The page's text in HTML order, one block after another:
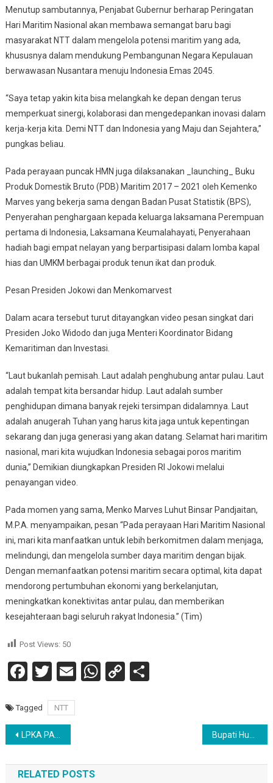
Menutup sambutannya, Penjabat Gubernur berharap Peringatan
Hari Maritim Nasional akan membawa semangat baru bagi
masyarakat NTT dalam mengelola potensi maritim yang ada,
khususnya dalam mendukung Pembangunan Negara Kepulauan
berwawasan Nusantara menuju Indonesia Emas 2045.
“Saya tetap yakin kita bisa melangkah ke depan dengan terus
memperkuat sinergi, kolaborasi dan mengedepankan inovasi dalam
kerja-kerja kita. Demi NTT dan Indonesia yang Maju dan Sejahtera,”
pungkas beliau.
Pada perayaan puncak HMN juga dilaksanakan _launching_ Buku
Produk Domestik Bruto (PDB) Maritim 2017 – 2021 oleh Kemenko
Marves yang bekerja sama dengan Badan Pusat Statistik (BPS),
Penyerahan penghargaan kepada keluarga laksamana Perempuan
pertama di Indonesia, Laksamana Keumalahayati, Penyerahaan
hadiah bagi empat nelayan yang berpartisipasi dalam lomba kapal
hias dan UMKM berbagai produk tenun ikat dan produk.
Pesan Presiden Jokowi dan Menkomarvest
Dalam acara tersebut turut ditayangkan video pesan singkat dari
Presiden Joko Widodo dan juga Menteri Koordinator Bidang
Kemaritiman dan Investasi.
“Laut bukanlah pemisah. Laut adalah penghubung antar pulau. Laut
adalah tempat kita bersandar hidup. Laut adalah sumber
penghidupan dimana banyak rejeki tersimpan didalamnya. Laut
adalah anugerah Tuhan yang harus kita jaga untuk kepentingan
sekarang dan juga generasi yang akan datang. Selamat hari maritim
nasional, mari kita wujudkan Indonesia sebagai poros maritim
dunia,” Demikian diungkapkan Presiden RI Jokowi melalui
penayangan video.
Pada momen yang sama, Menko Marves Luhut Binsar Pandjaitan,
M.P.A. menyampaikan, pesan “Pada perayaan Hari Maritim Nasional
ini, mari kita manfaatkan untuk lebih berkomitmen dalam menjaga,
melindungi, dan mengelola sumber daya maritim dengan bijak.
Dengan memanfaatkan potensi maritim secara optimal, kita dapat
mendorong pertumbuhan ekonomi yang berkelanjutan,
meningkatkan konektivitas antar pulau, dan memberikan
kesejahteraan bagi seluruh rakyat Indonesia.” (Tim)
Post Views: 50
Facebook
Twitter
EmailWhatsApp
CopyShare
Tagged NTT
Navigasi
pos
LPKA PALU HADIRKAN KELAS SENI BAGI SELURUH ANAK BINAANNYA
RELATED POSTS